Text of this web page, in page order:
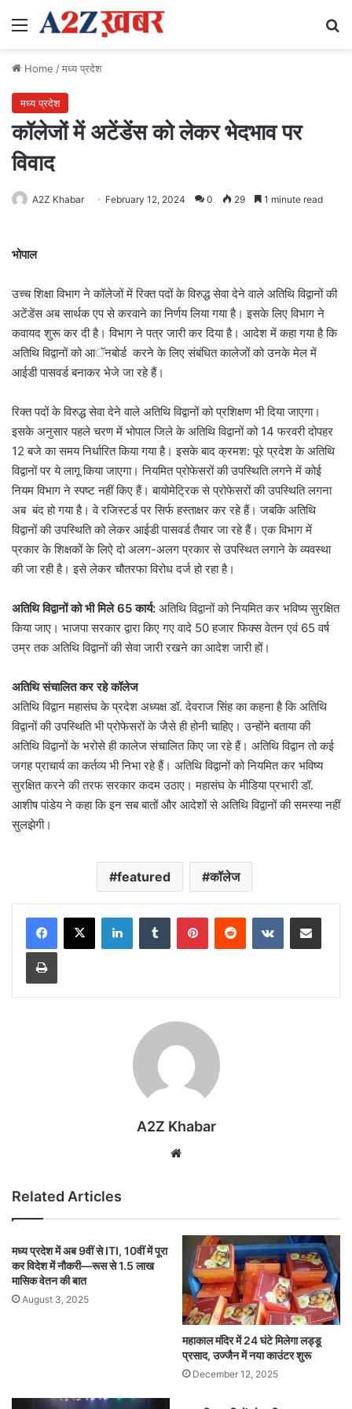
Menu
Home /मध्य प्रदेश
मध्य प्रदेश
कॉलेजों में अटेंडेंस को लेकर भेदभाव पर
विवाद
A2Z Khabar February 12, 2024 0 29 1 minute read
भोपाल
उच्च शिक्षा विभाग ने कॉलेजों में रिक्त पदों के विरुद्ध सेवा देने वाले अतिथि विद्वानों की
अटेंडेंस अब सार्थक एप से करवाने का निर्णय लिया गया है। इसके लिए विभाग ने
कवायद शुरू कर दी है। विभाग ने पत्र जारी कर दिया है। आदेश में कहा गया है कि
अतिथि विद्वानों को आॅनबोर्ड करने के लिए संबंधित कालेजों को उनके मेल में
आईडी पासवर्ड बनाकर भेजे जा रहे हैं।
रिक्त पदों के विरुद्ध सेवा देने वाले अतिथि विद्वानों को प्रशिक्षण भी दिया जाएगा।
इसके अनुसार पहले चरण में भोपाल जिले के अतिथि विद्वानों को 14 फरवरी दोपहर
12 बजे का समय निर्धारित किया गया है। इसके बाद क्रमश: पूरे प्रदेश के अतिथि
विद्वानों पर ये लागू किया जाएगा। नियमित प्रोफेसरों की उपस्थिति लगने में कोई
नियम विभाग ने स्पष्ट नहीं किए हैं। बायोमेट्रिक से प्रोफेसरों की उपस्थिति लगना
अब बंद हो गया है। वे रजिस्टर्ड पर सिर्फ हस्ताक्षर कर रहे हैं। जबकि अतिथि
विद्वानों की उपस्थिति को लेकर आईडी पासवर्ड तैयार जा रहे हैं। एक विभाग में
प्रकार के शिक्षकों के लिऐ दो अलग-अलग प्रकार से उपस्थित लगाने के व्यवस्था
की जा रही है। इसे लेकर चौतरफा विरोध दर्ज हो रहा है।
अतिथि विद्वानों को भी मिले 65 कार्य: अतिथि विद्वानों को नियमित कर भविष्य सुरक्षित
किया जाए। भाजपा सरकार द्वारा किए गए वादे 50 हजार फिक्स वेतन एवं 65 वर्ष
उम्र तक अतिथि विद्वानों की सेवा जारी रखने का आदेश जारी हों।
अतिथि संचालित कर रहे कॉलेज
अतिथि विद्वान महासंघ के प्रदेश अध्यक्ष डॉ. देवराज सिंह का कहना है कि अतिथि
विद्वानों की उपस्थिति भी प्रोफेसरों के जैसे ही होनी चाहिए। उन्होंने बताया की
अतिथि विद्वानों के भरोसे ही कालेज संचालित किए जा रहे हैं। अतिथि विद्वान तो कई
जगह प्राचार्य का कर्तव्य भी निभा रहे हैं। अतिथि विद्वानों को नियमित कर भविष्य
सुरक्षित करने की तरफ सरकार कदम उठाए। महासंघ के मीडिया प्रभारी डॉ.
आशीष पांडेय ने कहा कि इन सब बातों और आदेशों से अतिथि विद्वानों की समस्या नहीं
सुलझेगी।
featured कॉलेज
LinkedInTumblr PinterestReddit VKontakteShare via Email
Print
A2Z Khabar
Related Articles
मध्य प्रदेश में अब 9वीं से ITI, 10वीं में पूरा
कर विदेश में नौकरी—रूस से 1.5 लाख
मासिक वेतन की बात
August 3, 2025
महाकाल मंदिर में 24 घंटे मिलेगा लड्डू
प्रसाद, उज्जैन में नया काउंटर शुरू
December 12, 2025